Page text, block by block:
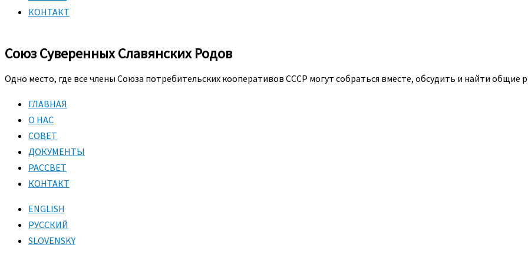
КОНТАКТ
Союз Суверенных Славянских Родов
Одно место, где все члены Союза потребительских кооперативов СССР могут собраться вместе, обсудить и найти общие
ГЛАВНАЯ
О НАС
СОВЕТ
ДОКУМЕНТЫ
РАССВЕТ
КОНТАКТ
ENGLISH
РУССКИЙ
SLOVENSKY